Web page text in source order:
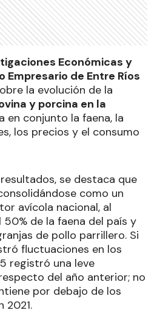
Económicas y
Empresario de Entre Ríos
la evolución de la
y porcina en la
en conjunto la faena, la
los precios y el consumo
se destaca que
como un
avícola nacional, al
de la faena del país y
de pollo parrillero. Si
fluctuaciones en los
registró una leve
del año anterior; no
por debajo de los
2021.